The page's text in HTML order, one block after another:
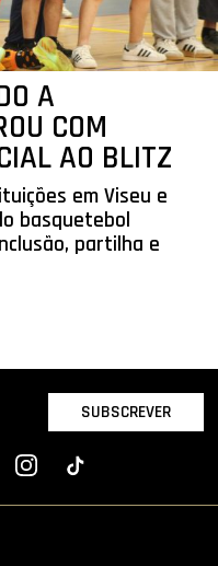
A
COM
AO BLITZ
em Viseu e
basquetebol
partilha e
SUBSCREVER